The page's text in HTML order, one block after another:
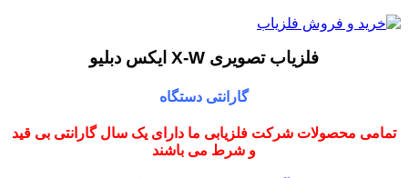
فلزیاب تصویری X-W ایکس دبلیو
گارانتی دستگاه
تمامی محصولات شرکت فلزیابی ما دارای یک سال گارانتی بی قید
و شرط می باشند